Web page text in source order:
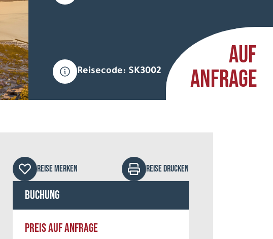
Reisecode: SK3002
AUF
ANFRAGE
REISE MERKEN REISE DRUCKEN
Buchung
PREIS AUF ANFRAGE